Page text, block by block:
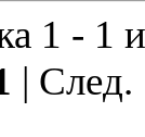
1 - 1
|